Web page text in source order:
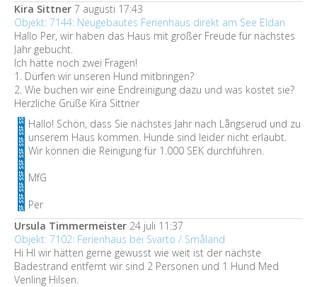
Kira Sittner 7 augusti 17:43
Objekt: 7144: Neugebautes Ferienhaus direkt am See Eldan
Hallo Per, wir haben das Haus mit großer Freude für nächstes
Jahr gebucht.
Ich hätte noch zwei Fragen!
1. Dürfen wir unseren Hund mitbringen?
2. Wie buchen wir eine Endreinigung dazu und was kostet sie?
Herzliche Grüße Kira Sittner
Hallo! Schön, dass Sie nächstes Jahr nach Långserud und zu
unserem Haus kommen. Hunde sind leider nicht erlaubt.
Wir können die Reinigung für 1.000 SEK durchführen.
MfG
Per
Ursula Timmermeister 24 juli 11:37
Objekt: 7102: Ferienhaus bei Svartö / Småland
Hi HI wir hätten gerne gewusst wie weit ist der nächste
Badestrand entfernt wir sind 2 Personen und 1 Hund Med
Venling Hilsen.